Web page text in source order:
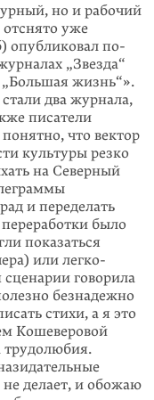
но и рабочий
уже
опубликовал по­
„Звезда“
жизнь“».
два журнала,
писатели
что вектор
куль­ту­ры резко
на Северный
и переделать
было
пока­заться
или легко­
говорила
безна­деж­но
стихи, а я это
Кошеверовой
тру­долю­бия.
делает, и обожаю